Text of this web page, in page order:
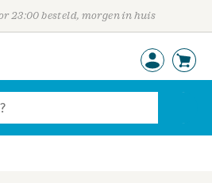
23:00 besteld, morgen in huis